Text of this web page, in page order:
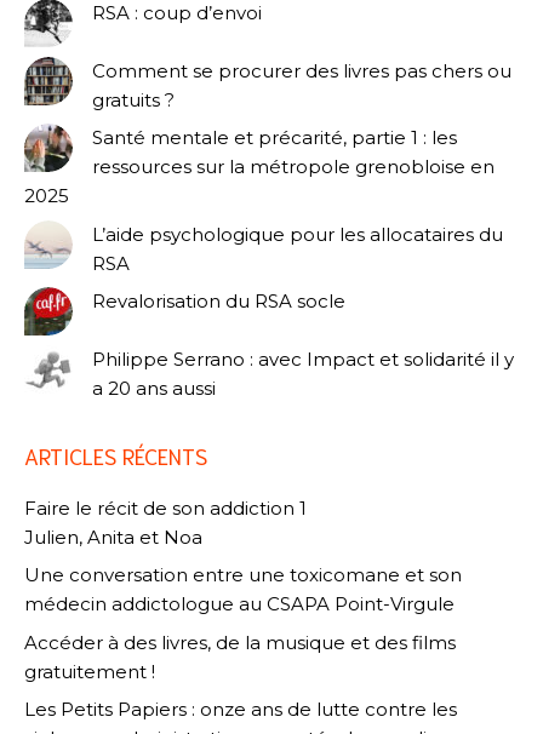
RSA : coup d’envoi
Comment se procurer des livres pas chers ou
gratuits ?
Santé mentale et précarité, partie 1 : les
ressources sur la métropole grenobloise en
2025
L’aide psychologique pour les allocataires du
RSA
Revalorisation du RSA socle
Philippe Serrano : avec Impact et solidarité il y
a 20 ans aussi
ARTICLES RÉCENTS
Faire le récit de son addiction 1
Julien, Anita et Noa
Une conversation entre une toxicomane et son
médecin addictologue au CSAPA Point-Virgule
Accéder à des livres, de la musique et des films
gratuitement !
Les Petits Papiers : onze ans de lutte contre les